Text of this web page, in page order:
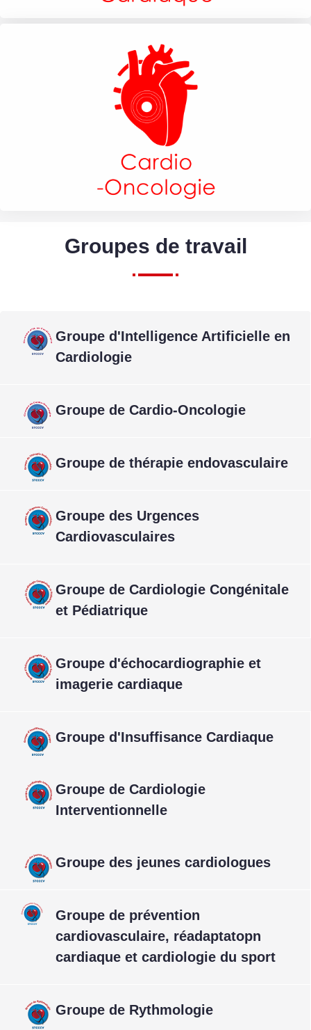
Groupes de travail
Groupe d'Intelligence Artificielle en
Cardiologie
Groupe de Cardio-Oncologie
Groupe de thérapie endovasculaire
Groupe des Urgences
Cardiovasculaires
Groupe de Cardiologie Congénitale
et Pédiatrique
Groupe d'échocardiographie et
imagerie cardiaque
Groupe d'Insuffisance Cardiaque
Groupe de Cardiologie
Interventionnelle
Groupe des jeunes cardiologues
Groupe de prévention
cardiovasculaire, réadaptatopn
cardiaque et cardiologie du sport
Groupe de Rythmologie